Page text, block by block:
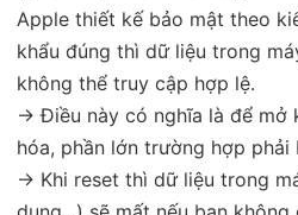
Apple thiết kế bảo mật theo
khẩu đúng thì dữ liệu trong
không thể truy cập hợp lệ.
→ Điều này có nghĩa là để mở
hóa, phần lớn trường hợp phải
→ Khi reset thì dữ liệu trong